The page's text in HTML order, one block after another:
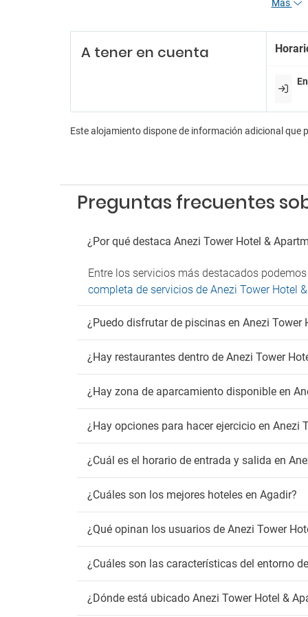
Billar
Sala
Zona
Más
A tener en cuenta
Este alojamiento dispone de información adicional que
Preguntas frecuentes
¿Por qué destaca Anezi Tower Hotel &
Entre los servicios más destacados
completa de servicios de Anezi Tower Hotel
¿Puedo disfrutar de piscinas en Anezi Tower
¿Hay restaurantes dentro de Anezi Tower
¿Hay zona de aparcamiento disponible en
¿Hay opciones para hacer ejercicio en Anezi
¿Cuál es el horario de entrada y salida en
¿Cuáles son los mejores hoteles en Agadir?
¿Qué opinan los usuarios de Anezi Tower
¿Cuáles son las características del entorno
¿Dónde está ubicado Anezi Tower Hotel &